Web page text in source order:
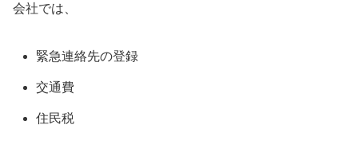
会社では、
緊急連絡先の登録
交通費
住民税